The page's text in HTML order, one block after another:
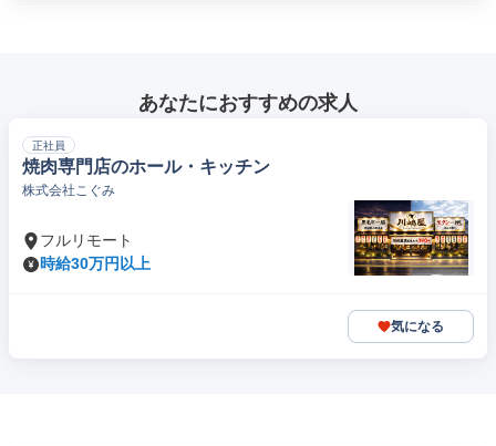
あなたにおすすめの求人
正社員
焼肉専門店のホール・キッチン
株式会社こぐみ
フルリモート
時給30万円以上
気になる